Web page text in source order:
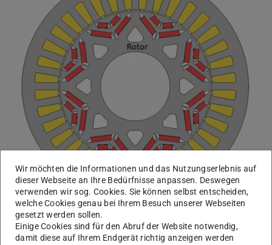
Abbildung 2: Blechschnitt der entworfenen IPMSM mit zweifacher
Magnetlage in V-Anordnung (JMAG 20).
Wir möchten die Informationen und das Nutzungserlebnis auf
dieser Webseite an Ihre Bedürfnisse anpassen. Deswegen
verwenden wir sog. Cookies. Sie können selbst entscheiden,
welche Cookies genau bei Ihrem Besuch unserer Webseiten
gesetzt werden sollen.
Einige Cookies sind für den Abruf der Website notwendig,
damit diese auf Ihrem Endgerät richtig anzeigen werden